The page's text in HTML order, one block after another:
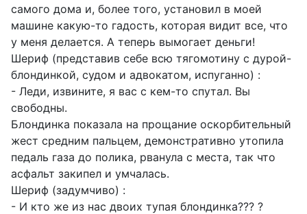
самого дома и, более того, установил в моей
машине какую-то гадость, которая видит все, что
у меня делается. А теперь вымогает деньги!
Шериф (представив себе всю тягомотину с дурой-
блондинкой, судом и адвокатом, испуганно) :
- Леди, извините, я вас с кем-то спутал. Вы
свободны.
Блондинка показала на прощание оскорбительный
жест средним пальцем, демонстративно утопила
педаль газа до полика, рванула с места, так что
асфальт закипел и умчалась.
Шериф (задумчиво) :
- И кто же из нас двоих тупая блондинка??? ?